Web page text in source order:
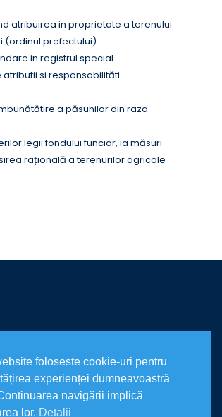
atribuirea in proprietate a terenului
(ordinul prefectului)
in registrul special
si responsabilităti
a păsunilor din raza
legii fondului funciar, ia măsuri
rațională a terenurilor agricole
foloseste cookie-uri pentru
experienței dumneavoastră
navigării implică
lor. Detalii